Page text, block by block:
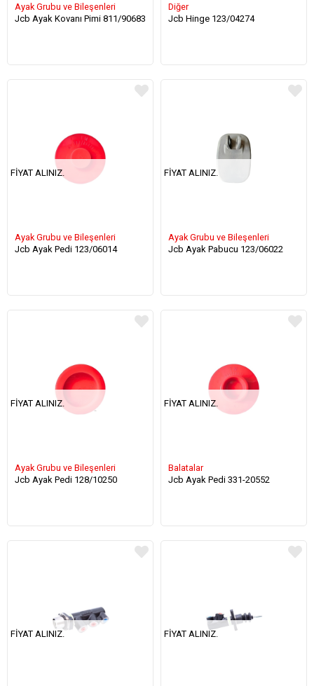
Ayak Grubu ve Bileşenleri
Jcb Ayak Kovanı Pimi 811/90683
Diğer
Jcb Hinge 123/04274
Ayak Grubu ve Bileşenleri
Jcb Ayak Pedi 123/06014
FIYAT ALINIZ.
Ayak Grubu ve Bileşenleri
Jcb Ayak Pabucu 123/06022
FIYAT ALINIZ.
Ayak Grubu ve Bileşenleri
Jcb Ayak Pedi 128/10250
FIYAT ALINIZ.
Balatalar
Jcb Ayak Pedi 331-20552
FIYAT ALINIZ.
FIYAT ALINIZ. FIYAT ALINIZ.